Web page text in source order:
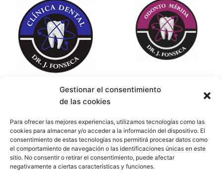
Gestionar el consentimiento
de las cookies
Para ofrecer las mejores experiencias, utilizamos tecnologías como las
cookies para almacenar y/o acceder a la información del dispositivo. El
consentimiento de estas tecnologías nos permitirá procesar datos como
el comportamiento de navegación o las identificaciones únicas en este
sitio. No consentir o retirar el consentimiento, puede afectar
negativamente a ciertas características y funciones.
UBICACIÓN
C. Camilo José Cela, 9, 06800 Mérida, Badajoz
Avenida Federico Soto, 11- 3ºC, 03003 Alicante